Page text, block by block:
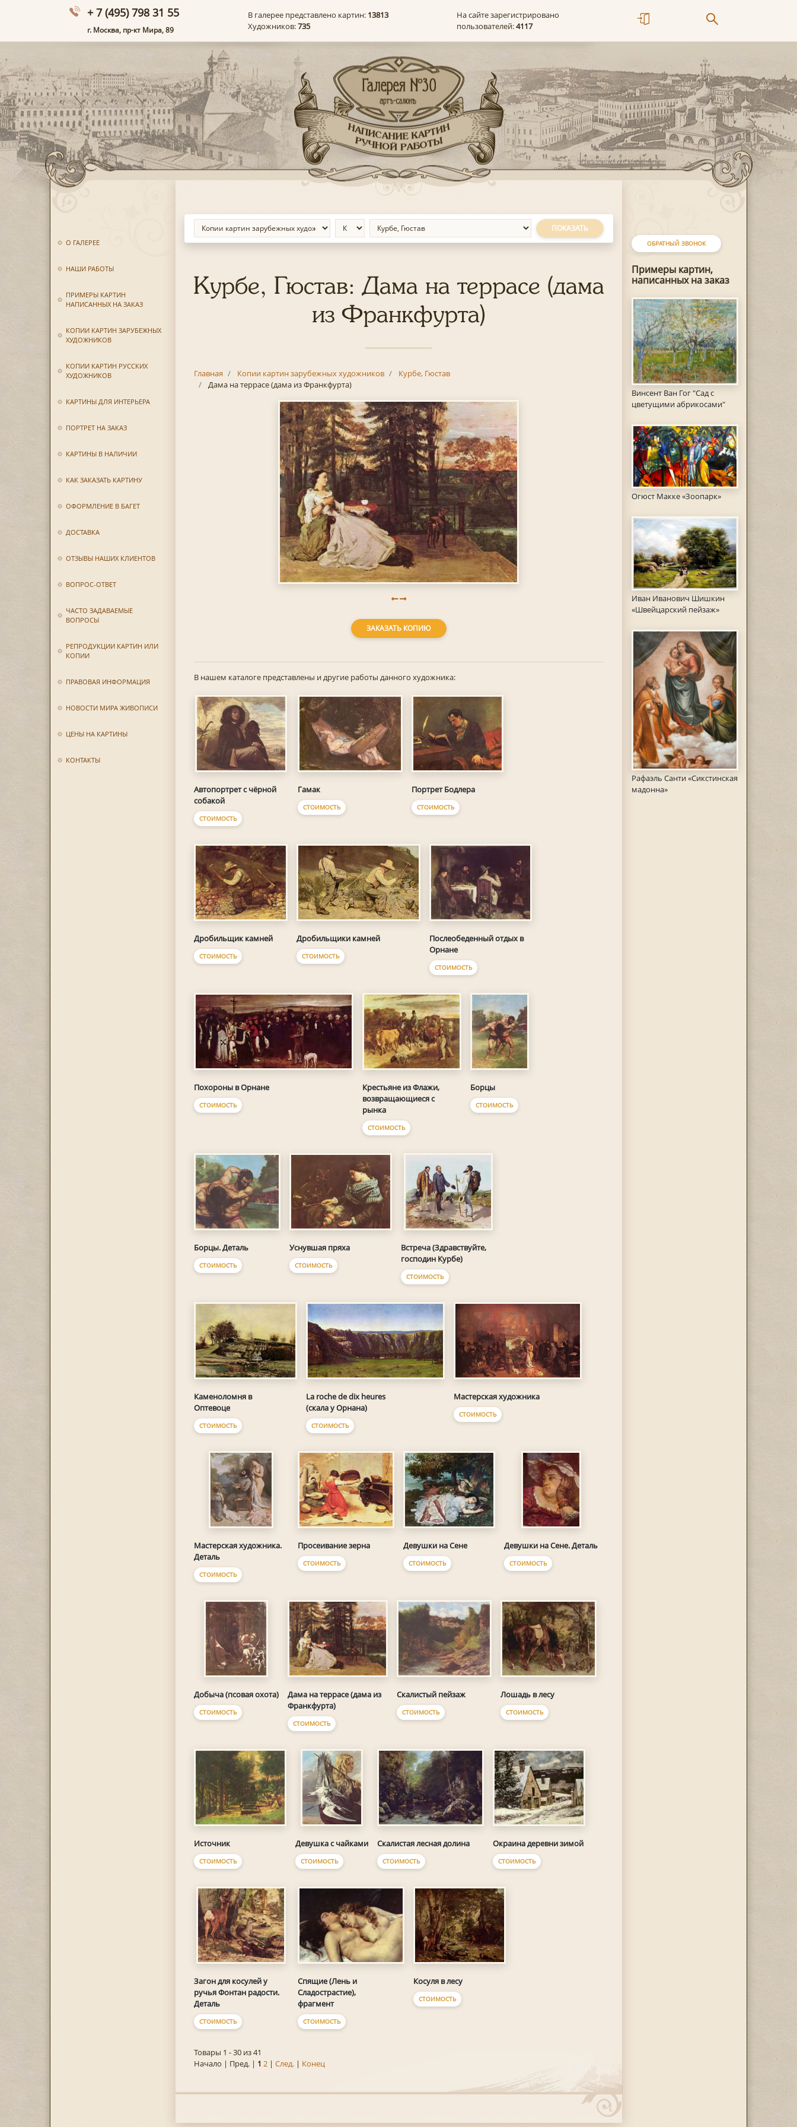
+ 7 (495) 798 31 55
г. Москва, пр-кт Мира, 89
В галерее представлено картин: 13813
Художников:735
На сайте зарегистрировано
пользователей:4117
О ГАЛЕРЕЕ
НАШИ РАБОТЫ
ПРИМЕРЫ КАРТИН
НАПИСАННЫХ НА ЗАКАЗ
КОПИИ КАРТИН ЗАРУБЕЖНЫХ
ХУДОЖНИКОВ
КОПИИ КАРТИН РУССКИХ
ХУДОЖНИКОВ
КАРТИНЫ ДЛЯ ИНТЕРЬЕРА
ПОРТРЕТ НА ЗАКАЗ
КАРТИНЫ В НАЛИЧИИ
КАК ЗАКАЗАТЬ КАРТИНУ
ОФОРМЛЕНИЕ В БАГЕТ
ДОСТАВКА
ОТЗЫВЫ НАШИХ КЛИЕНТОВ
ВОПРОС-ОТВЕТ
ЧАСТО ЗАДАВАЕМЫЕ
ВОПРОСЫ
РЕПРОДУКЦИИ КАРТИН ИЛИ
КОПИИ
ПРАВОВАЯ ИНФОРМАЦИЯ
НОВОСТИ МИРА ЖИВОПИСИ
ЦЕНЫ НА КАРТИНЫ
КОНТАКТЫ
ОБРАТНЫЙ ЗВОНОК
Примеры картин,
написанных на заказ
Винсент Ван Гог "Сад с
цветущими абрикосами"
Огюст Макке «Зоопарк»
Иван Иванович Шишкин
«Швейцарский пейзаж»
Рафаэль Санти «Сикстинская
мадонна»
ПОКАЗАТЬ
Курбе, Гюстав: Дама на террасе (дама
из Франкфурта)
Главная Копии картин зарубежных художников
Курбе, Гюстав
Дама на террасе (дама из Франкфурта)
ЗАКАЗАТЬ КОПИЮ
В нашем каталоге представлены и другие работы данного художника:
Автопортрет с чёрной
собакой
СТОИМОСТЬ
Гамак
СТОИМОСТЬ
Портрет Бодлера
СТОИМОСТЬ
Дробильщик камней
СТОИМОСТЬ
Дробильщики камней
СТОИМОСТЬ
Послеобеденный отдых в
Орнане
СТОИМОСТЬ
Похороны в Орнане
СТОИМОСТЬ
Крестьяне из Флажи,
возвращающиеся с
рынка
СТОИМОСТЬ
Борцы
СТОИМОСТЬ
Борцы. Деталь
СТОИМОСТЬ
Уснувшая пряха
СТОИМОСТЬ
Встреча (Здравствуйте,
господин Курбе)
СТОИМОСТЬ
Каменоломня в
Оптевоце
СТОИМОСТЬ
La roche de dix heures
(скала у Орнана)
СТОИМОСТЬ
Мастерская художника
СТОИМОСТЬ
Мастерская художника.
Деталь
СТОИМОСТЬ
Просеивание зерна
СТОИМОСТЬ
Девушки на Сене
СТОИМОСТЬ
Девушки на Сене. Деталь
СТОИМОСТЬ
Добыча (псовая охота)
СТОИМОСТЬ
Дама на террасе (дама из
Франкфурта)
СТОИМОСТЬ
Скалистый пейзаж
СТОИМОСТЬ
Лошадь в лесу
СТОИМОСТЬ
Источник
СТОИМОСТЬ
Девушка с чайками
СТОИМОСТЬ
Скалистая лесная долина
СТОИМОСТЬ
Окраина деревни зимой
СТОИМОСТЬ
Загон для косулей у
ручья Фонтан радости.
Деталь
СТОИМОСТЬ
Спящие (Лень и
Сладострастие),
фрагмент
СТОИМОСТЬ
Косуля в лесу
СТОИМОСТЬ
Товары 1 - 30 из 41
Начало | Пред. | 1 2| След.| Конец